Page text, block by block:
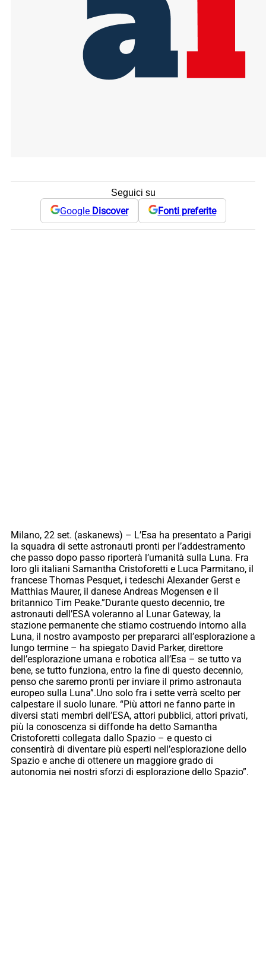
Seguici su
Google Discover Fonti preferite
Milano, 22 set. (askanews) – L’Esa ha presentato a Parigi
la squadra di sette astronauti pronti per l’addestramento
che passo dopo passo riporterà l’umanità sulla Luna. Fra
loro gli italiani Samantha Cristoforetti e Luca Parmitano, il
francese Thomas Pesquet, i tedeschi Alexander Gerst e
Matthias Maurer, il danese Andreas Mogensen e il
britannico Tim Peake.”Durante questo decennio, tre
astronauti dell’ESA voleranno al Lunar Gateway, la
stazione permanente che stiamo costruendo intorno alla
Luna, il nostro avamposto per prepararci all’esplorazione a
lungo termine – ha spiegato David Parker, direttore
dell’esplorazione umana e robotica all’Esa – se tutto va
bene, se tutto funziona, entro la fine di questo decennio,
penso che saremo pronti per inviare il primo astronauta
europeo sulla Luna”.Uno solo fra i sette verrà scelto per
calpestare il suolo lunare. “Più attori ne fanno parte in
diversi stati membri dell’ESA, attori pubblici, attori privati,
più la conoscenza si diffonde ha detto Samantha
Cristoforetti collegata dallo Spazio – e questo ci
consentirà di diventare più esperti nell’esplorazione dello
Spazio e anche di ottenere un maggiore grado di
autonomia nei nostri sforzi di esplorazione dello Spazio”.